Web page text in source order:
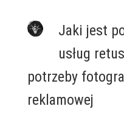
Jaki jest
usług
potrzeby
reklamowej